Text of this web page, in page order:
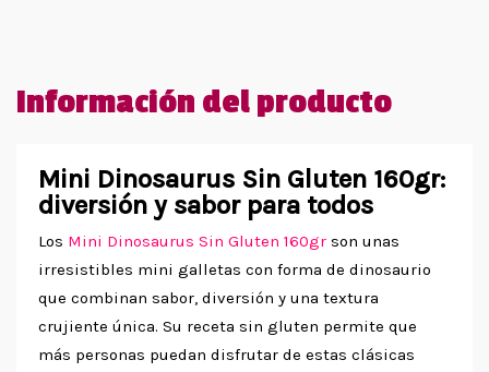
Información del producto
Mini Dinosaurus Sin Gluten 160gr:
diversión y sabor para todos
Los Mini Dinosaurus Sin Gluten 160gr son unas
irresistibles mini galletas con forma de dinosaurio
que combinan sabor, diversión y una textura
crujiente única. Su receta sin gluten permite que
más personas puedan disfrutar de estas clásicas